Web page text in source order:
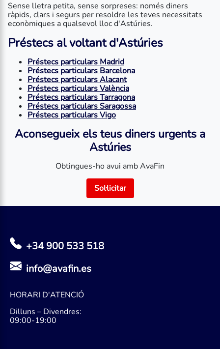
Sense lletra petita, sense sorpreses: només diners
ràpids, clars i segurs per resoldre les teves necessitats
econòmiques a qualsevol lloc d'Astúries.
Préstecs al voltant d'Astúries
Préstecs particulars Madrid
Préstecs particulars Barcelona
Préstecs particulars Alacant
Préstecs particulars València
Préstecs particulars Tarragona
Préstecs particulars Saragossa
Préstecs particulars Vigo
Aconsegueix els teus diners urgents a
Astúries
Obtingues-ho avui amb AvaFin
Sol·licitar
+34 900 533 518
info@avafin.es
HORARI D'ATENCIÓ
Dilluns – Divendres:
09:00-19:00